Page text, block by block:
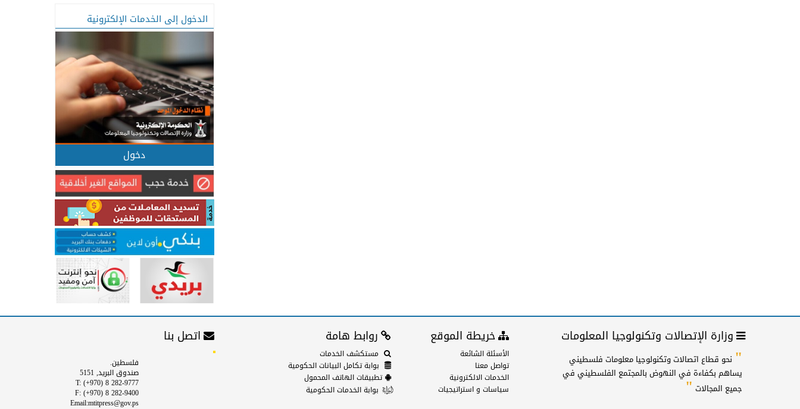
الدخول إلى الخدمات الإلكترونية
دخول
وزارة الإتصالات وتكنولوجيا المعلومات
" نحو قطاع اتصالات وتكنولوجيا معلومات فلسطيني
يساهم بكفاءة في النهوض بالمجتمع الفلسطيني في
جميع المجالات "
خريطة الموقع
الأسئلة الشائعة
تواصل معنا
الخدمات الالكترونية
سياسات و استراتيجيات
روابط هامة
مستكشف الخدمات
بوابة تكامل البيانات الحكومية
تطبيقات الهاتف المحمول
بوابة الخدمات الحكومية
اتصل بنا
فلسطين.
صندوق البريد, 5151
T: (+970) 8 282-9777
F: (+970) 8 282-9400
Email:mtitpress@gov.ps